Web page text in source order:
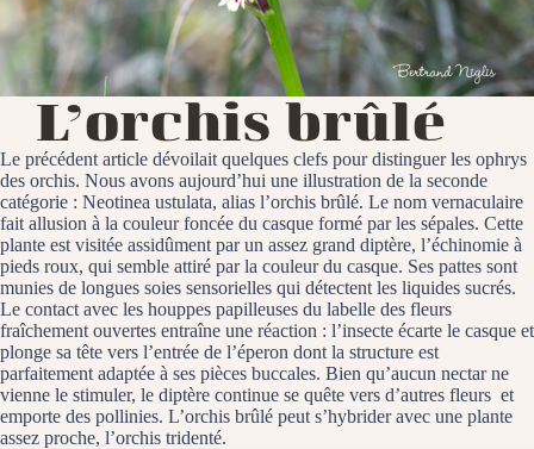
L’orchis brûlé
Le précédent article dévoilait quelques clefs pour distinguer les ophrys
des orchis. Nous avons aujourd’hui une illustration de la seconde
catégorie : Neotinea ustulata, alias l’orchis brûlé. Le nom vernaculaire
fait allusion à la couleur foncée du casque formé par les sépales. Cette
plante est visitée assidûment par un assez grand diptère, l’échinomie à
pieds roux, qui semble attiré par la couleur du casque. Ses pattes sont
munies de longues soies sensorielles qui détectent les liquides sucrés.
Le contact avec les houppes papilleuses du labelle des fleurs
fraîchement ouvertes entraîne une réaction : l’insecte écarte le casque et
plonge sa tête vers l’entrée de l’éperon dont la structure est
parfaitement adaptée à ses pièces buccales. Bien qu’aucun nectar ne
vienne le stimuler, le diptère continue se quête vers d’autres fleurs et
emporte des pollinies. L’orchis brûlé peut s’hybrider avec une plante
assez proche, l’orchis tridenté.